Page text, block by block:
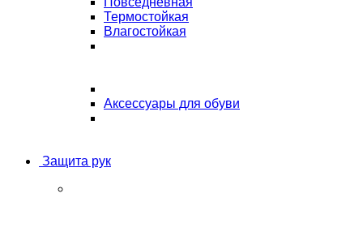
Термостойкая
Влагостойкая
Аксессуары для обуви
Защита рук